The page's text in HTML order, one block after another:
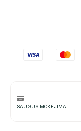
SAUGŪS MOKĖJIMAI